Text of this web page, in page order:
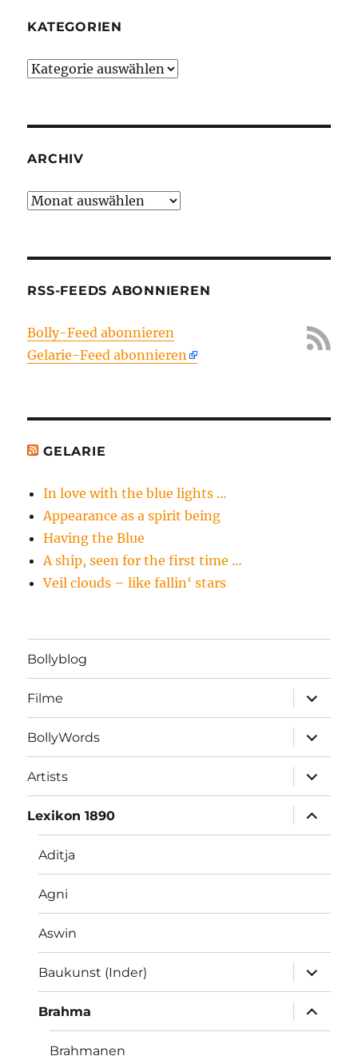
KATEGORIEN
Kategorien
ARCHIV
Archiv
RSS-FEEDS ABONNIEREN
Bolly-Feed abonnieren
Gelarie-Feed abonnieren
GELARIE
In love with the blue lights …
Appearance as a spirit being
Having the Blue
A ship, seen for the first time …
Veil clouds – like fallin‘ stars
Bollyblog
Filme
öffnen
BollyWords
öffnen
Artists
öffnen
Lexikon 1890
öffnen
Aditja
Agni
Aswin
Baukunst (Inder)
öffnen
Brahma
öffnen
Brahmanen